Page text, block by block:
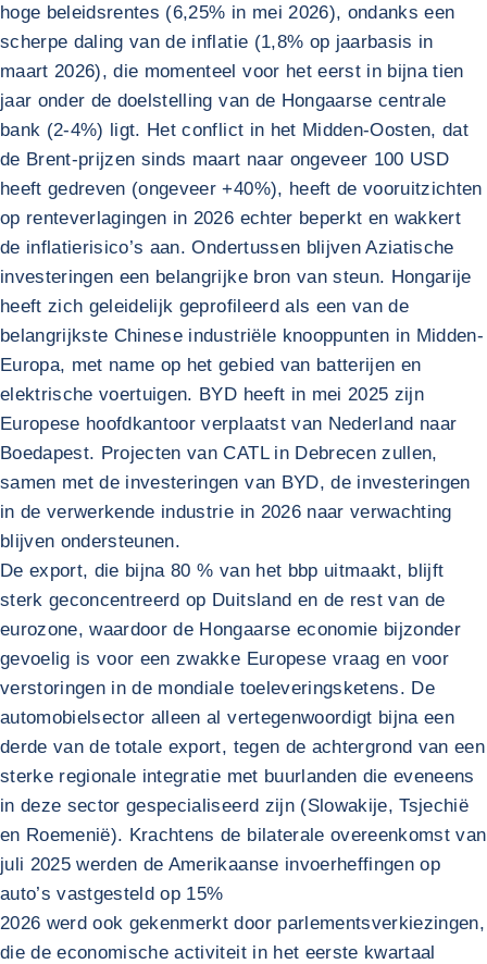
hoge beleidsrentes (6,25% in mei 2026), ondanks een
scherpe daling van de inflatie (1,8% op jaarbasis in
maart 2026), die momenteel voor het eerst in bijna tien
jaar onder de doelstelling van de Hongaarse centrale
bank (2-4%) ligt. Het conflict in het Midden-Oosten, dat
de Brent-prijzen sinds maart naar ongeveer 100 USD
heeft gedreven (ongeveer +40%), heeft de vooruitzichten
op renteverlagingen in 2026 echter beperkt en wakkert
de inflatierisico’s aan. Ondertussen blijven Aziatische
investeringen een belangrijke bron van steun. Hongarije
heeft zich geleidelijk geprofileerd als een van de
belangrijkste Chinese industriële knooppunten in Midden-
Europa, met name op het gebied van batterijen en
elektrische voertuigen. BYD heeft in mei 2025 zijn
Europese hoofdkantoor verplaatst van Nederland naar
Boedapest. Projecten van CATL in Debrecen zullen,
samen met de investeringen van BYD, de investeringen
in de verwerkende industrie in 2026 naar verwachting
blijven ondersteunen.
De export, die bijna 80 % van het bbp uitmaakt, blijft
sterk geconcentreerd op Duitsland en de rest van de
eurozone, waardoor de Hongaarse economie bijzonder
gevoelig is voor een zwakke Europese vraag en voor
verstoringen in de mondiale toeleveringsketens. De
automobielsector alleen al vertegenwoordigt bijna een
derde van de totale export, tegen de achtergrond van een
sterke regionale integratie met buurlanden die eveneens
in deze sector gespecialiseerd zijn (Slowakije, Tsjechië
en Roemenië). Krachtens de bilaterale overeenkomst van
juli 2025 werden de Amerikaanse invoerheffingen op
auto’s vastgesteld op 15%
2026 werd ook gekenmerkt door parlementsverkiezingen,
die de economische activiteit in het eerste kwartaal